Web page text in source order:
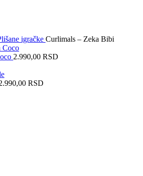
igračke Curlimals – Zeka Bibi
2.990,00 RSD
RSD